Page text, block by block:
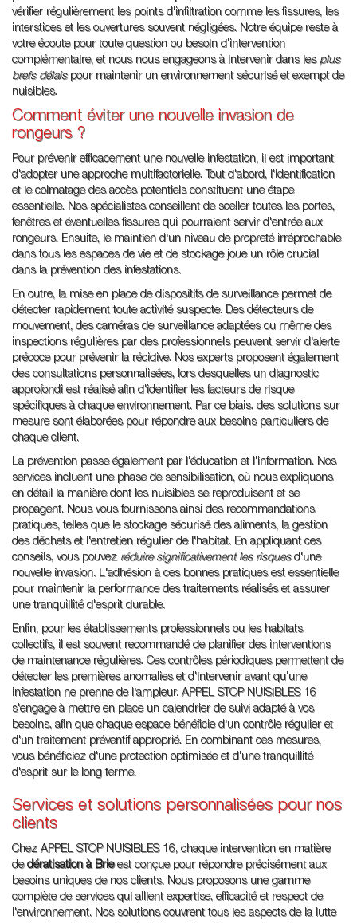
vérifier régulièrement les points d'infiltration comme les fissures, les
interstices et les ouvertures souvent négligées. Notre équipe reste à
votre écoute pour toute question ou besoin d'intervention
complémentaire, et nous nous engageons à intervenir dans les plus
brefs délaispour maintenir un environnement sécurisé et exempt de
nuisibles.
Comment éviter une nouvelle invasion de
rongeurs ?
Pour prévenir efficacement une nouvelle infestation, il est important
d'adopter une approche multifactorielle. Tout d'abord, l'identification
et le colmatage des accès potentiels constituent une étape
essentielle. Nos spécialistes conseillent de sceller toutes les portes,
fenêtres et éventuelles fissures qui pourraient servir d'entrée aux
rongeurs. Ensuite, le maintien d'un niveau de propreté irréprochable
dans tous les espaces de vie et de stockage joue un rôle crucial
dans la prévention des infestations.
En outre, la mise en place de dispositifs de surveillance permet de
détecter rapidement toute activité suspecte. Des détecteurs de
mouvement, des caméras de surveillance adaptées ou même des
inspections régulières par des professionnels peuvent servir d'alerte
précoce pour prévenir la récidive. Nos experts proposent également
des consultations personnalisées, lors desquelles un diagnostic
approfondi est réalisé afin d'identifier les facteurs de risque
spécifiques à chaque environnement. Par ce biais, des solutions sur
mesure sont élaborées pour répondre aux besoins particuliers de
chaque client.
La prévention passe également par l'éducation et l'information. Nos
services incluent une phase de sensibilisation, où nous expliquons
en détail la manière dont les nuisibles se reproduisent et se
propagent. Nous vous fournissons ainsi des recommandations
pratiques, telles que le stockage sécurisé des aliments, la gestion
des déchets et l'entretien régulier de l'habitat. En appliquant ces
conseils, vous pouvez réduire significativement les risquesd'une
nouvelle invasion. L'adhésion à ces bonnes pratiques est essentielle
pour maintenir la performance des traitements réalisés et assurer
une tranquillité d'esprit durable.
Enfin, pour les établissements professionnels ou les habitats
collectifs, il est souvent recommandé de planifier des interventions
de maintenance régulières. Ces contrôles périodiques permettent de
détecter les premières anomalies et d'intervenir avant qu'une
infestation ne prenne de l'ampleur. APPEL STOP NUISIBLES 16
s'engage à mettre en place un calendrier de suivi adapté à vos
besoins, afin que chaque espace bénéficie d'un contrôle régulier et
d'un traitement préventif approprié. En combinant ces mesures,
vous bénéficiez d'une protection optimisée et d'une tranquillité
d'esprit sur le long terme.
Services et solutions personnalisées pour nos
clients
Chez APPEL STOP NUISIBLES 16, chaque intervention en matière
de dératisation à Brieest conçue pour répondre précisément aux
besoins uniques de nos clients. Nous proposons une gamme
complète de services qui allient expertise, efficacité et respect de
l'environnement. Nos solutions couvrent tous les aspects de la lutte